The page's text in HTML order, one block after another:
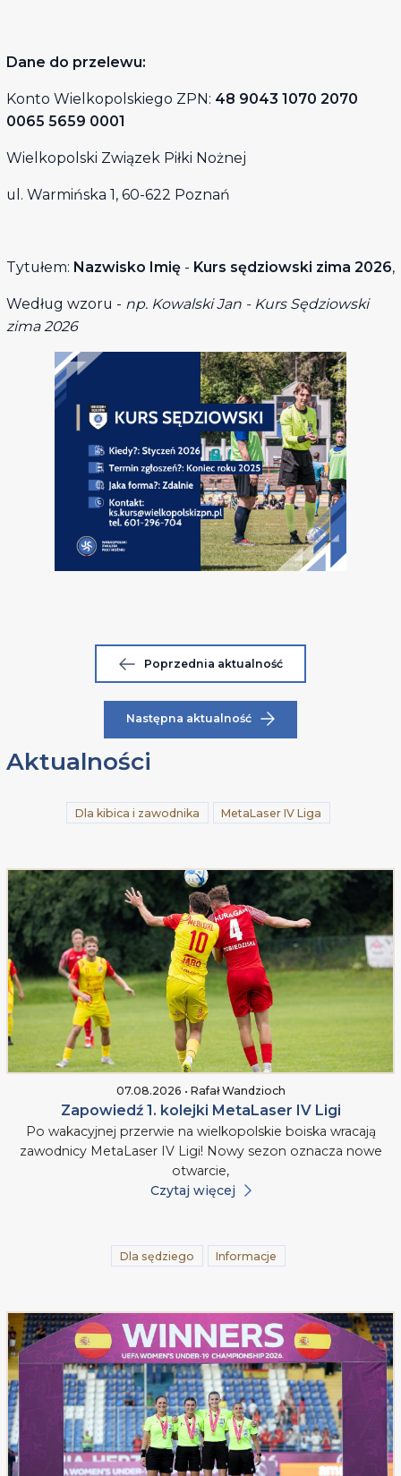
Dane do przelewu:
Konto Wielkopolskiego ZPN: 48 9043 1070 2070
0065 5659 0001
Wielkopolski Związek Piłki Nożnej
ul. Warmińska 1, 60-622 Poznań
Tytułem: Nazwisko Imię- Kurs sędziowski zima 2026,
Według wzoru - np. Kowalski Jan - Kurs Sędziowski
zima 2026
Poprzednia aktualność
Następna aktualność
Aktualności
Dla kibica i zawodnika MetaLaser IV Liga
07.08.2026 • Rafał Wandzioch
Zapowiedź 1. kolejki MetaLaser IV Ligi
Po wakacyjnej przerwie na wielkopolskie boiska wracają
zawodnicy MetaLaser IV Ligi! Nowy sezon oznacza nowe
otwarcie,
Czytaj więcej
Dla sędziego Informacje